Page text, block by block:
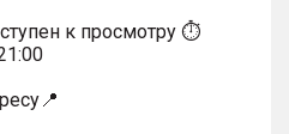
к просмотру ⏱